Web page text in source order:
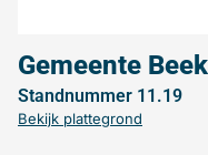
Gemeente Beek
Standnummer 11.19
Bekijk plattegrond